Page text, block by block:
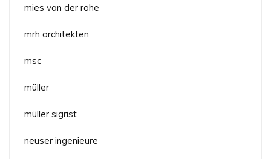
mies van der rohe
mrh architekten
msc
müller
müller sigrist
neuser ingenieure